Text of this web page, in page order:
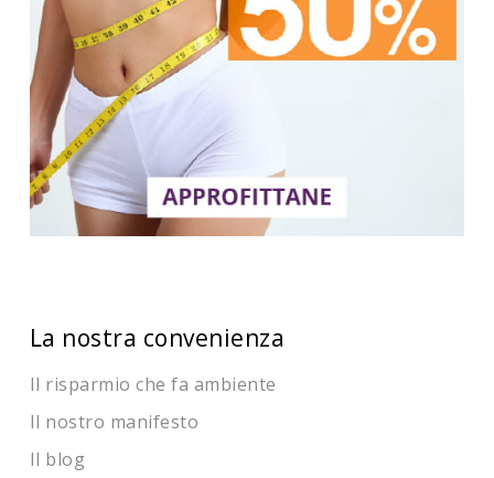
La nostra convenienza
Il risparmio che fa ambiente
Il nostro manifesto
Il blog